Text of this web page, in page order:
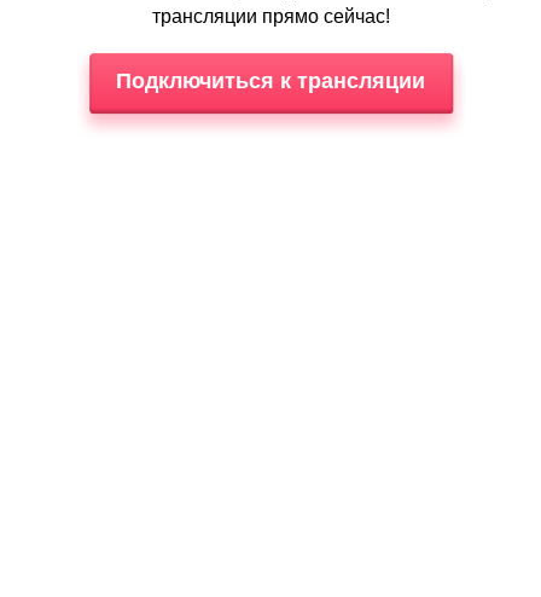
трансляции прямо сейчас!
Подключиться к трансляции